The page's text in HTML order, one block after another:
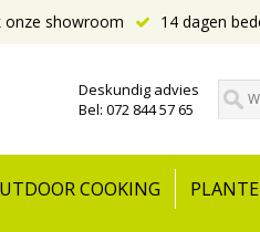
onze showroom 14 dagen
Deskundig advies
Bel: 072 844 57 65
COOKING